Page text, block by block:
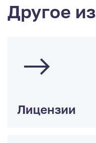
Другое из
Лицензии